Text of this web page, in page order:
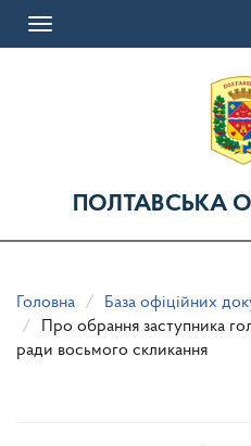
Toggle
ПОЛТАВСЬКА
Головна
База офіційних
Про обрання заступника
ради восьмого скликання